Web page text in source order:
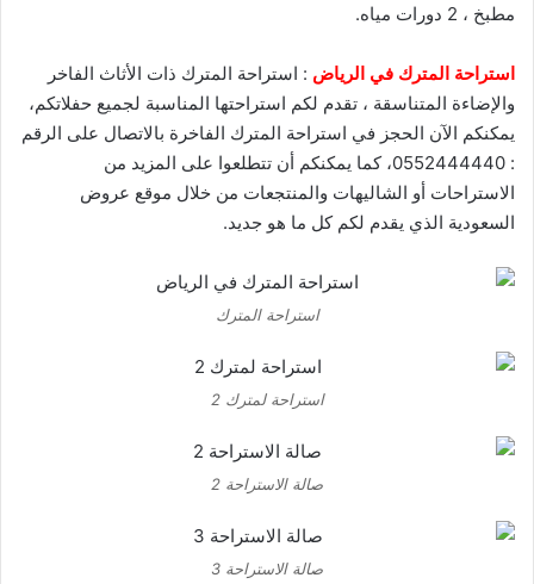
مطبخ ، 2 دورات مياه.
استراحة المترك في الرياض : استراحة المترك ذات الأثاث الفاخر
والإضاءة المتناسقة ، تقدم لكم استراحتها المناسبة لجميع حفلاتكم،
يمكنكم الآن الحجز في استراحة المترك الفاخرة بالاتصال على الرقم
: 0552444440، كما يمكنكم أن تتطلعوا على المزيد من
الاستراحات أو الشاليهات والمنتجعات من خلال موقع عروض
السعودية الذي يقدم لكم كل ما هو جديد.
استراحة المترك
استراحة لمترك 2
صالة الاستراحة 2
صالة الاستراحة 3